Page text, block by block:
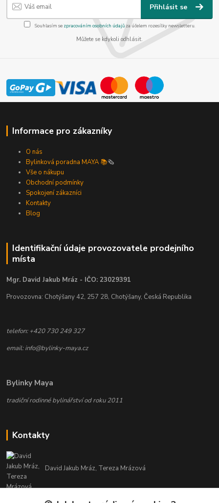
Přihlásit se
Souhlasím se zpracováním osobních údajůza účelem rozesílky newsletteru.
Můžete se kdykoli odhlásit.
Informace pro zákazníky
O nás
Bylinková poradna MAYA 📚🗞️
Vše o nákupu
Obchodní podmínky
Spokojení zákazníci
Kontakty
Blog
Identifikační údaje provozovatele prodejního
místa
Mgr. David Jakub Mráz - IČO: 23029391
Provozovna: Chotýšany 42, 257 28, Chotýšany, Česká Republika
telefon: +420 730 249 327
email: info@bylinky-maya.cz
Bylinky Maya
tradiční rodinné bylinářství od roku 2011
Kontakty
David Jakub Mráz, Tereza Mrázová
info@bylinky-maya.cz